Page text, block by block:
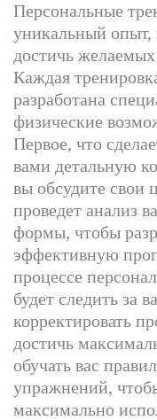
Персональные
уникальный
достичь желаемых
Каждая
разработана
физические
Первое, что
вами детальную
вы обсудите свои
проведет анализ
формы, чтобы
эффективную
процессе
будет следить за
корректировать
достичь
обучать вас
упражнений,
максимально